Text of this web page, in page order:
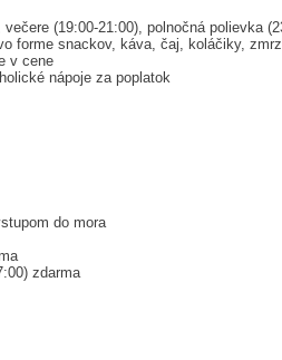
(19:00-21:00), polnočná polievka
forme snackov, káva, čaj, koláčiky,
v cene
nápoje za poplatok
do mora
zdarma